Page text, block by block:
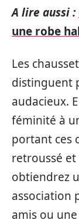
A lire aussi :
une robe
Les
distinguent
audacieux.
féminité à
portant ces
retroussé et
obtiendrez
association
amis ou